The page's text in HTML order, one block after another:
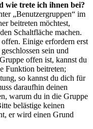
wie trete ich ihnen bei?
„Benutzergruppen“ im
beitreten möchtest,
Schaltfläche machen.
Einige erfordern erst
sein und
offen ist, kannst du
Funktion beitreten;
so kannst du dich für
daraufhin deinen
warum du in die Gruppe
belästige keinen
er wird einen Grund